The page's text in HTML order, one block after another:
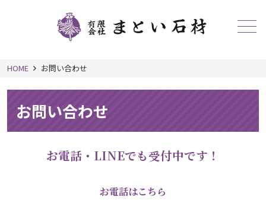
メニュー
HOME お問い合わせ
お問い合わせ
お電話・LINEでも受付中です！
お電話はこちら